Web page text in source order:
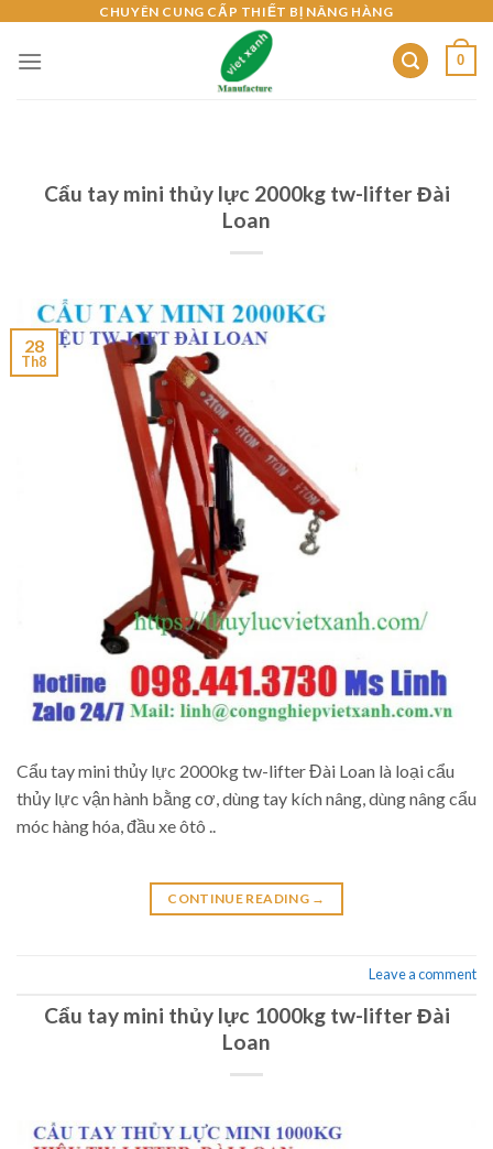
content
CHUYÊN CUNG CẤP THIẾT BỊ NÂNG HÀNG
0
Cẩu tay mini thủy lực 2000kg tw-lifter Đài
Loan
28
Th8
Cẩu tay mini thủy lực 2000kg tw-lifter Đài Loan là loại cẩu
thủy lực vận hành bằng cơ, dùng tay kích nâng, dùng nâng cẩu
móc hàng hóa, đầu xe ôtô ..
CONTINUE READING →
Leave a comment
Cẩu tay mini thủy lực 1000kg tw-lifter Đài
Loan